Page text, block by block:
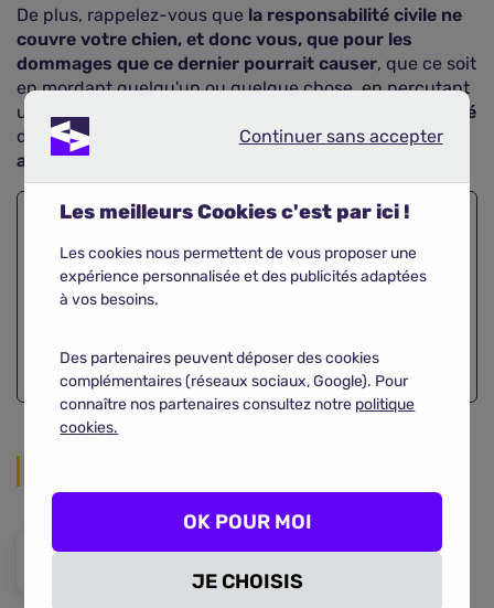
De plus, rappelez-vous que la responsabilité civile ne
couvre votre chien, et donc vous, que pour les
dommages que ce dernier pourrait causer, que ce soit
en mordant quelqu'un ou quelque chose, en percutant
un véhicule… Afin d'être couvert pour
les frais de santé
de votre compagnon
vous devrez souscrire une
assurance pour ce dernier
Besoin d'uneassurance
habitation au meilleur prix ?
Continuer sans accepter
Les meilleurs Cookies c'est par ici !
Les cookies nous permettent de vous proposer une
expérience personnalisée et des publicités adaptées
à vos besoins.
Des partenaires peuvent déposer des cookies
complémentaires (réseaux sociaux, Google). Pour
connaître nos partenaires consultez notre politique
cookies.
JE CHOISIS
OK POUR MOI
Continuer sans accepter